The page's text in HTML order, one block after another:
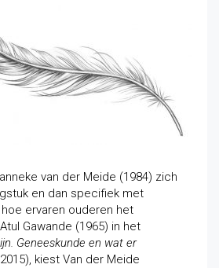
van der Meide (1984) zich
en dan specifiek met
ervaren ouderen het
Gawande (1965) in het
Geneeskunde en wat er
kiest Van der Meide